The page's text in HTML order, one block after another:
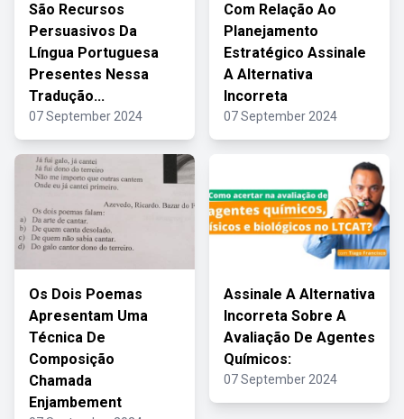
São Recursos
Persuasivos Da
Língua Portuguesa
Presentes Nessa
Tradução...
07 September 2024
Com Relação Ao
Planejamento
Estratégico Assinale
A Alternativa
Incorreta
07 September 2024
Os Dois Poemas
Apresentam Uma
Técnica De
Composição
Chamada
Enjambement
Assinale A Alternativa
Incorreta Sobre A
Avaliação De Agentes
Químicos:
07 September 2024